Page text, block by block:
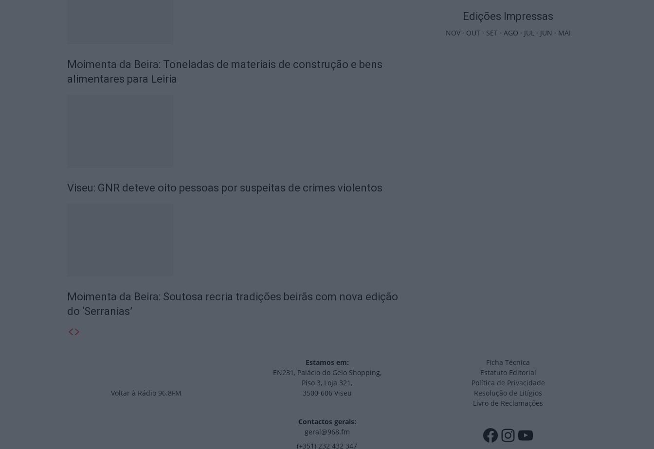
Moimenta da Beira: Toneladas de materiais de construção e bens
alimentares para Leiria
Viseu: GNR deteve oito pessoas por suspeitas de crimes violentos
Moimenta da Beira: Soutosa recria tradições beirãs com nova edição
do ‘Serranias’
Edições Impressas
NOV· OUT· SET· AGO · JUL· JUN · MAI
Voltar à Rádio 96.8FM
Estamos em:
EN231, Palácio do Gelo Shopping,
Piso 3, Loja 321,
3500-606 Viseu
Contactos gerais:
geral@968.fm
(+351) 232 432 347
Ficha Técnica
Estatuto Editorial
Política de Privacidade
Resolução de Litígios
Livro de Reclamações
Facebook
Instagram
YouTube